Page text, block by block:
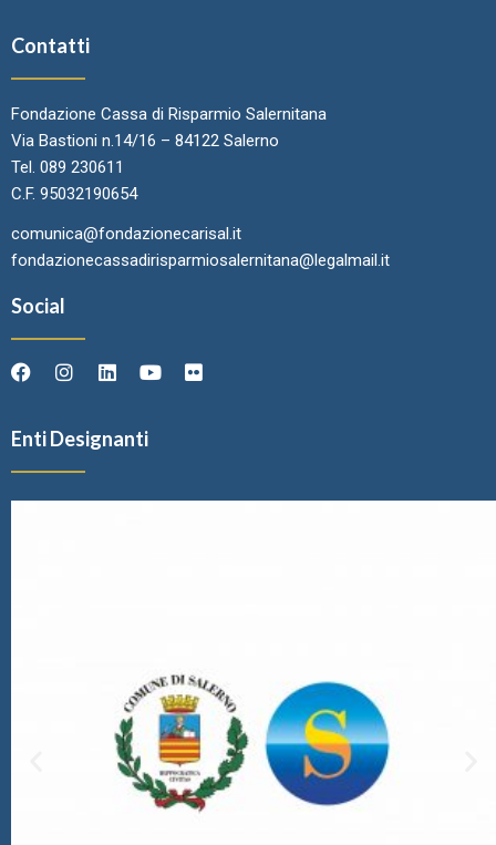
Contatti
Fondazione Cassa di Risparmio Salernitana
Via Bastioni n.14/16 – 84122 Salerno
Tel. 089 230611
C.F. 95032190654
comunica@fondazionecarisal.it
fondazionecassadirisparmiosalernitana@legalmail.it
Social
Enti Designanti